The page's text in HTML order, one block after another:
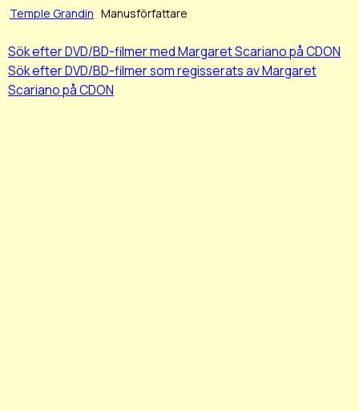
Temple Grandin Manusförfattare
Sök efter DVD/BD-filmer med Margaret Scariano på CDON
Sök efter DVD/BD-filmer som regisserats av Margaret
Scariano på CDON